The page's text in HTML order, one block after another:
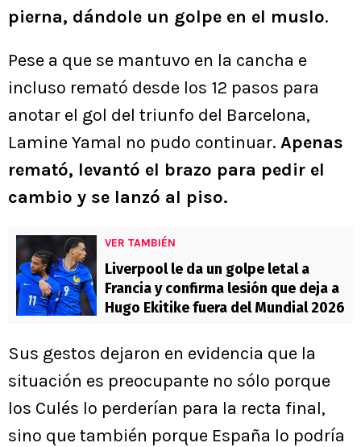
pierna, dándole un golpe en el muslo.
Pese a que se mantuvo en la cancha e
incluso remató desde los 12 pasos para
anotar el gol del triunfo del Barcelona,
Lamine Yamal no pudo continuar. Apenas
remató, levantó el brazo para pedir el
cambio y se lanzó al piso.
VER TAMBIÉN
Liverpool le da un golpe letal a
Francia y confirma lesión que deja a
Hugo Ekitike fuera del Mundial 2026
Sus gestos dejaron en evidencia que la
situación es preocupante no sólo porque
los Culés lo perderían para la recta final,
sino que también porque España lo podría